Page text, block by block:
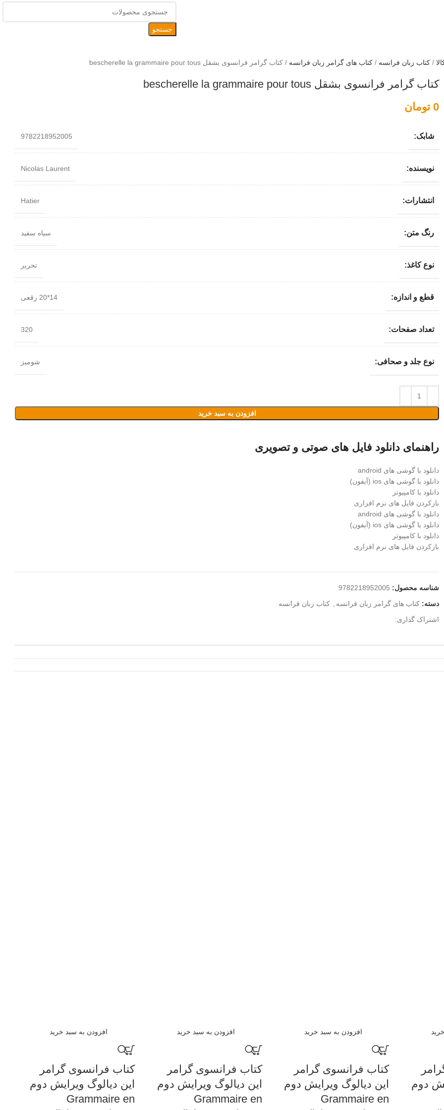
جستجو
/ کتاب زبان فرانسه / کتاب های گرامر زبان فرانسه / کتاب گرامر فرانسوی بشقل bescherelle la grammaire pour tous
کتاب گرامر فرانسوی بشقل bescherelle la grammaire pour tous
0 تومان
شابک: 9782218952005
نویسنده: Nicolas Laurent
انتشارات: Hatier
رنگ متن: سیاه سفید
نوع کاغذ: تحریر
قطع و اندازه: 14*20 رقعی
تعداد صفحات: 320
نوع جلد و صحافی: شومیز
افزودن به سبد خرید
راهنمای دانلود فایل های صوتی و تصویری
دانلود با گوشی های android
دانلود با گوشی های ios (آیفون)
دانلود با کامپیوتر
بازکردن فایل های نرم افزاری
دانلود با گوشی های android
دانلود با گوشی های ios (آیفون)
دانلود با کامپیوتر
بازکردن فایل های نرم افزاری
شناسه محصول: 9782218952005
دسته: کتاب های گرامر زبان فرانسه
کتاب زبان فرانسه
اشتراک گذاری:
دوم
افزودن به سبد خرید
کتاب فرانسوی گرامر
این دیالوگ ویرایش دوم
Grammaire en
افزودن به سبد خرید
کتاب فرانسوی گرامر
این دیالوگ ویرایش دوم
Grammaire en
افزودن به سبد خرید
کتاب فرانسوی گرامر
این دیالوگ ویرایش دوم
Grammaire en